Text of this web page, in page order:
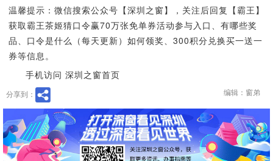
温馨提示：微信搜索公众号【深圳之窗】，关注后回复【霸王】
获取霸王茶姬猜口令赢70万张免单券活动参与入口、有哪些奖
品、口令是什么（每天更新）如何领奖、300积分兑换买一送一
券等信息。
手机访问 深圳之窗首页
分享到： 编辑：窗弟